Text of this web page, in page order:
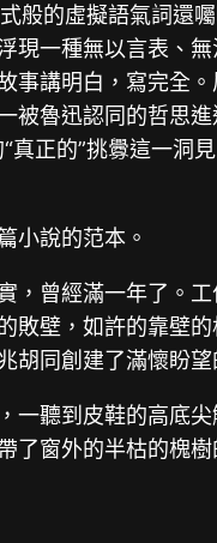
般的虛擬語氣詞還
一種無以言表、無
講明白，寫完全
魯迅認同的哲思
正的”挑釁這一洞
小說的范本。
，曾經滿一年了。
敗壁，如許的靠壁
胡同創建了滿懷盼望
一聽到皮鞋的高底
了窗外的半枯的槐